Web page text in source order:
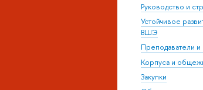
Руководство и
Устойчивое
ВШЭ
Преподаватели и
Корпуса и
Закупки